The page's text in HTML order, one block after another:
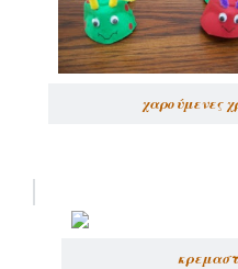
χαρούμενες